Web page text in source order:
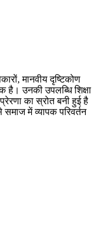
मानवीय दृष्टिकोण
उनकी उपलब्धि शिक्षा
का स्रोत बनी हुई है
में व्यापक परिवर्तन